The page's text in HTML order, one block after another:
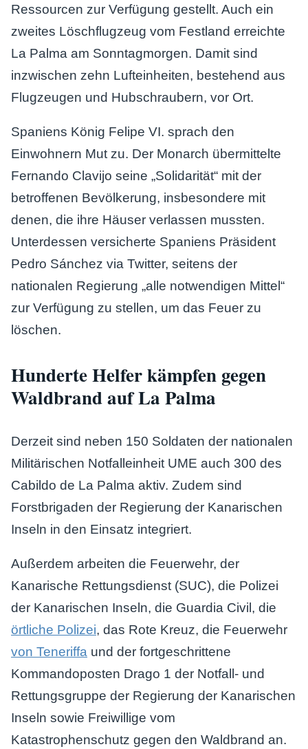
Ressourcen zur Verfügung gestellt. Auch ein
zweites Löschflugzeug vom Festland erreichte
La Palma am Sonntagmorgen. Damit sind
inzwischen zehn Lufteinheiten, bestehend aus
Flugzeugen und Hubschraubern, vor Ort.
Spaniens König Felipe VI. sprach den
Einwohnern Mut zu. Der Monarch übermittelte
Fernando Clavijo seine „Solidarität“ mit der
betroffenen Bevölkerung, insbesondere mit
denen, die ihre Häuser verlassen mussten.
Unterdessen versicherte Spaniens Präsident
Pedro Sánchez via Twitter, seitens der
nationalen Regierung „alle notwendigen Mittel“
zur Verfügung zu stellen, um das Feuer zu
löschen.
Hunderte Helfer kämpfen gegen
Waldbrand auf La Palma
Derzeit sind neben 150 Soldaten der nationalen
Militärischen Notfalleinheit UME auch 300 des
Cabildo de La Palma aktiv. Zudem sind
Forstbrigaden der Regierung der Kanarischen
Inseln in den Einsatz integriert.
Außerdem arbeiten die Feuerwehr, der
Kanarische Rettungsdienst (SUC), die Polizei
der Kanarischen Inseln, die Guardia Civil, die
örtliche Polizei, das Rote Kreuz, die Feuerwehr
von Teneriffa und der fortgeschrittene
Kommandoposten Drago 1 der Notfall- und
Rettungsgruppe der Regierung der Kanarischen
Inseln sowie Freiwillige vom
Katastrophenschutz gegen den Waldbrand an.